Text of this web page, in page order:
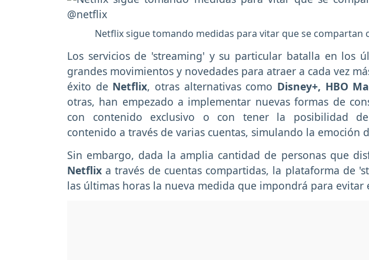
Netflix sigue tomando medidas para vitar que se compartan
Los servicios de 'streaming' y su particular batalla en los
grandes movimientos y novedades para atraer a cada vez
éxito de Netflix, otras alternativas como Disney+, HBO
otras, han empezado a implementar nuevas formas de
con contenido exclusivo o con tener la posibilidad
contenido a través de varias cuentas, simulando la emoción
Sin embargo, dada la amplia cantidad de personas que
Netflix a través de cuentas compartidas, la plataforma de
las últimas horas la nueva medida que impondrá para evitar